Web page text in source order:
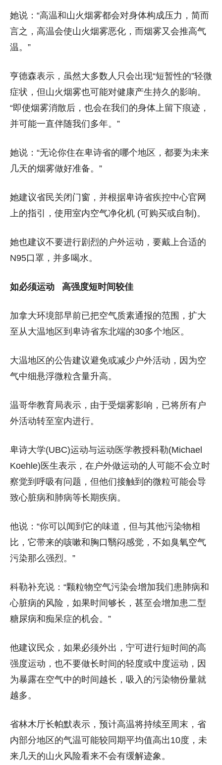
她说：“高温和山火烟雾都会对身体构成压力，简而
言之，高温会使山火烟雾恶化，而烟雾又会推高气
温。”
亨德森表示，虽然大多数人只会出现“短暂性的”轻微
症状，但山火烟雾也可能对健康产生持久的影响。
“即使烟雾消散后，也会在我们的身体上留下痕迹，
并可能一直伴随我们多年。”
她说：“无论你住在卑诗省的哪个地区，都要为未来
几天的烟雾做好准备。”
她建议省民关闭门窗，并根据卑诗省疾控中心官网
上的指引，使用室内空气净化机 (可购买或自制)。
她也建议不要进行剧烈的户外运动，要戴上合适的
N95口罩，并多喝水。
如必须运动 高强度短时间较佳
加拿大环境部早前已把空气质素通报的范围，扩大
至从大温地区到卑诗省东北端的30多个地区。
大温地区的公告建议避免或减少户外活动，因为空
气中细悬浮微粒含量升高。
温哥华教育局表示，由于受烟雾影响，已将所有户
外活动转至室内进行。
卑诗大学(UBC)运动与运动医学教授科勒(Michael
Koehle)医生表示，在户外做运动的人可能不会立时
察觉到呼吸有问题，但他们接触到的微粒可能会导
致心脏病和肺病等长期疾病。
他说：“你可以闻到它的味道，但与其他污染物相
比，它带来的咳嗽和胸口翳闷感觉，不如臭氧空气
污染那么强烈。”
科勒补充说：“颗粒物空气污染会增加我们患肺病和
心脏病的风险，如果时间够长，甚至会增加患二型
糖尿病和痴呆症的机会。”
他建议民众，如果必须外出，宁可进行短时间的高
强度运动，也不要做长时间的轻度或中度运动，因
为暴露在空气中的时间越长，吸入的污染物份量就
越多。
省林木厅长帕默表示，预计高温将持续至周末，省
内部分地区的气温可能较同期平均值高出10度，未
来几天的山火风险看来不会有缓解迹象。